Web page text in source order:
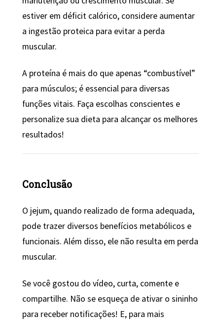
estiver em déficit calórico, considere aumentar
a ingestão proteica para evitar a perda
muscular.
A proteína é mais do que apenas “combustível”
para músculos; é essencial para diversas
funções vitais. Faça escolhas conscientes e
personalize sua dieta para alcançar os melhores
resultados!
Conclusão
O jejum, quando realizado de forma adequada,
pode trazer diversos benefícios metabólicos e
funcionais. Além disso, ele não resulta em perda
muscular.
Se você gostou do vídeo, curta, comente e
compartilhe. Não se esqueça de ativar o sininho
para receber notificações! E, para mais